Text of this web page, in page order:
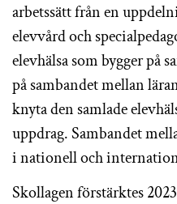
arbetssätt från en
elevvård och
elevhälsa som bygger på
på sambandet mellan
knyta den samlade
uppdrag. Sambandet
i nationell och
Skollagen förstärktes